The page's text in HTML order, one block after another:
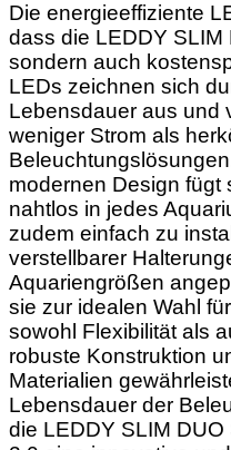
Die energieeffiziente
dass die LEDDY SLIM
sondern auch
LEDs zeichnen sich
Lebensdauer aus und
weniger Strom als
modernen Design fügt
nahtlos in jedes
zudem einfach zu
verstellbarer
Aquariengrößen
sie zur idealen Wahl
sowohl Flexibilität als
robuste Konstruktion
Materialien
Lebensdauer der
die LEDDY SLIM